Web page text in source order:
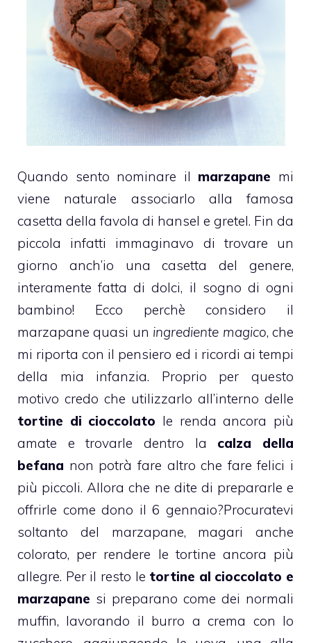
Quando sento nominare il marzapane mi
viene naturale associarlo alla famosa
casetta della favola di hansel e gretel. Fin da
piccola infatti immaginavo di trovare un
giorno anch’io una casetta del genere,
interamente fatta di dolci, il sogno di ogni
bambino! Ecco perchè considero il
marzapane quasi un ingrediente magico, che
mi riporta con il pensiero ed i ricordi ai tempi
della mia infanzia. Proprio per questo
motivo credo che utilizzarlo all’interno delle
tortine di cioccolato le renda ancora più
amate e trovarle dentro la calza della
befana non potrà fare altro che fare felici i
più piccoli. Allora che ne dite di prepararle e
offrirle come dono il 6 gennaio?Procuratevi
soltanto del marzapane, magari anche
colorato, per rendere le tortine ancora più
allegre. Per il resto le tortine al cioccolato e
marzapane si preparano come dei normali
muffin, lavorando il burro a crema con lo